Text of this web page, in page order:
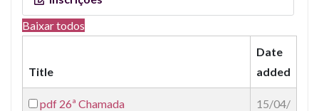
Baixar todos
Title
Date
added
pdf 26ª Chamada
15/04/